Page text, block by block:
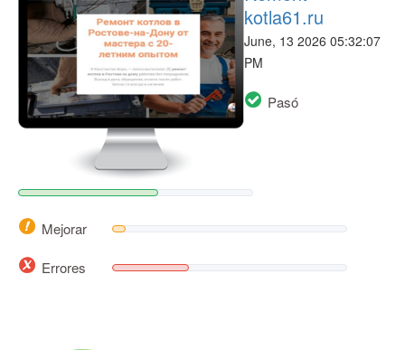
kotla61.ru
June, 13 2026 05:32:07
PM
Pasó
Mejorar
Errores